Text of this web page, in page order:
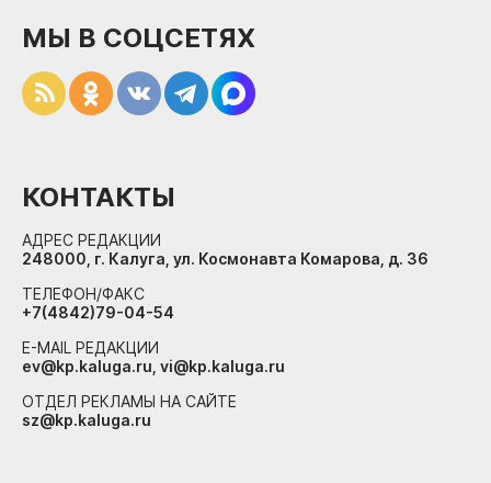
МЫ В СОЦСЕТЯХ
КОНТАКТЫ
АДРЕС РЕДАКЦИИ
248000, г. Калуга, ул. Космонавта Комарова, д. 36
ТЕЛЕФОН/ФАКС
+7(4842)79-04-54
E-MAIL РЕДАКЦИИ
ev@kp.kaluga.ru, vi@kp.kaluga.ru
ОТДЕЛ РЕКЛАМЫ НА САЙТЕ
sz@kp.kaluga.ru